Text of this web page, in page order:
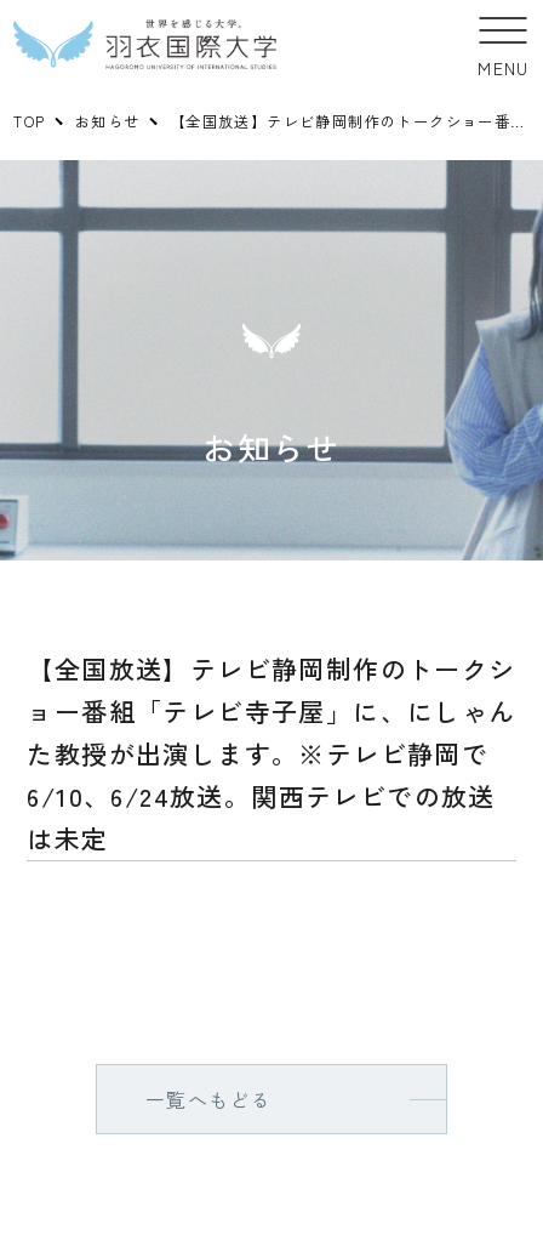
MENU
TOP お知らせ 【全国放送】テレビ静岡制作のトークショー番組「テレビ寺子屋」に、にしゃんた教授が出演します。※テレビ静岡で6/10、6/24放送。関西テレビでの放送は未定
お知らせ
【全国放送】テレビ静岡制作のトークシ
ョー番組「テレビ寺子屋」に、にしゃん
た教授が出演します。※テレビ静岡で
6/10、6/24放送。関西テレビでの放送
は未定
一覧へもどる